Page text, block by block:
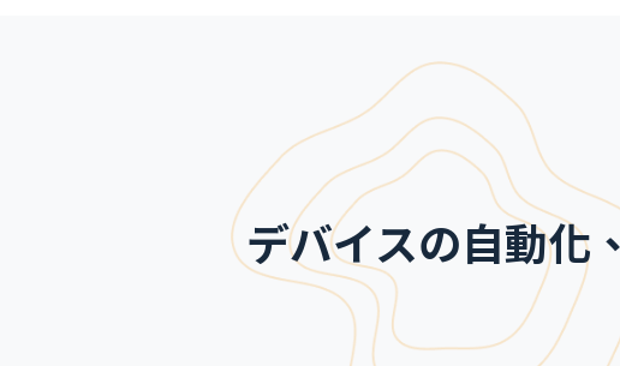
デバイスの自動化